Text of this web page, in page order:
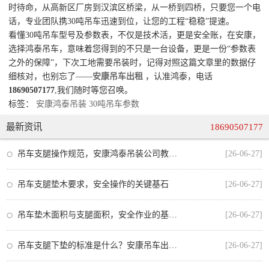
时待命，从高新区厂房到汉滨区桥梁，从一桥到四桥，只要您一个电
话，专业团队携30吨吊车迅速到位，让您的工程“稳稳”提速。
看懂30吨吊车型号及参数表，不仅是技术活，更是安全账，在安康，
选择鸿泰吊车，意味着您得到的不只是一台设备，更是一份“参数表
之外的保障”，下次工地需要吊装时，记得对照这篇文章里的数据仔
细核对，也别忘了——安康吊车出租 ，认准鸿泰，电话
18690507177,我们随时等您召唤。
标签： 安康鸿泰吊装 30吨吊车参数
最新资讯 18690507177
[26-06-27]
吊车支腿垫木要求，安全操作的关键基石 [26-06-27]
[26-06-27]
[26-06-27]